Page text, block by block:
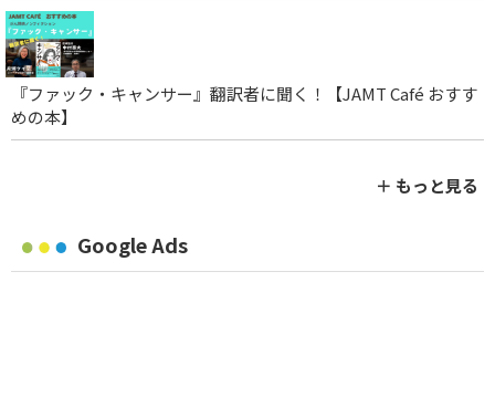
『ファック・キャンサー』翻訳者に聞く！【JAMT Café おすす
めの本】
＋ もっと見る
Google Ads